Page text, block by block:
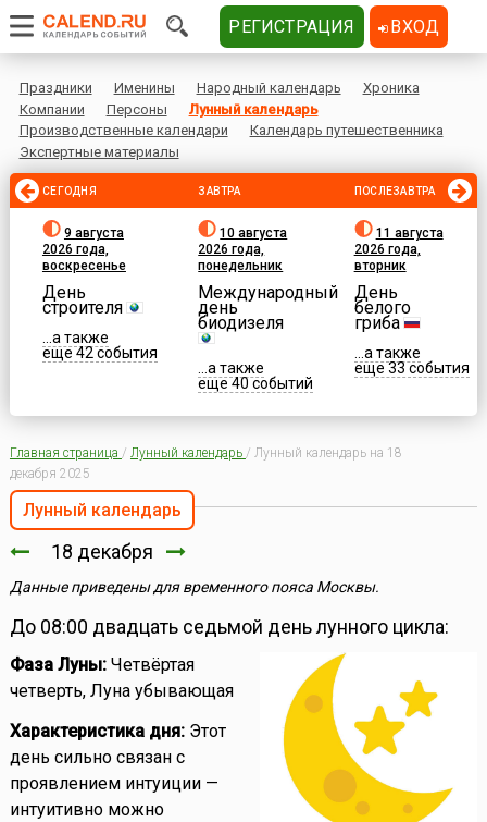
Праздники Именины Народный календарь
Хроника
Компании
Персоны
Лунный календарь
Производственные календари
Календарь путешественника
Экспертные материалы
СЕГОДНЯ
9 августа
2026 года,
воскресенье
День
строителя
...а также
еще 42 события
ЗАВТРА
10 августа
2026 года,
понедельник
Международный
день
биодизеля
...а также
еще 40 событий
ПОСЛЕЗАВТРА
11 августа
2026 года,
вторник
День
белого
гриба
...а также
еще 33 события
Главная страница / Лунный календарь / Лунный календарь на 18
декабря 2025
Лунный календарь
18 декабря
Данные приведены для временного пояса Москвы.
До 08:00 двадцать седьмой день лунного цикла:
Фаза Луны:Четвёртая
четверть, Луна убывающая
Характеристика дня:Этот
день сильно связан с
проявлением интуиции —
интуитивно можно
РЕГИСТРАЦИЯ ВХОД